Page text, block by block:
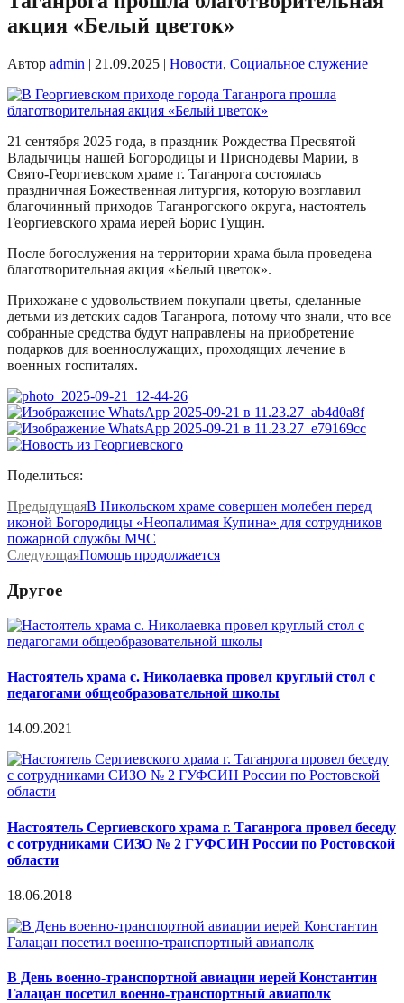
акция «Белый цветок»
Автор admin | 21.09.2025 | Новости, Социальное служение
21 сентября 2025 года, в праздник Рождества Пресвятой
Владычицы нашей Богородицы и Приснодевы Марии, в
Свято-Георгиевском храме г. Таганрога состоялась
праздничная Божественная литургия, которую возглавил
благочинный приходов Таганрогского округа, настоятель
Георгиевского храма иерей Борис Гущин.
После богослужения на территории храма была проведена
благотворительная акция «Белый цветок».
Прихожане с удовольствием покупали цветы, сделанные
детьми из детских садов Таганрога, потому что знали, что все
собранные средства будут направлены на приобретение
подарков для военнослужащих, проходящих лечение в
военных госпиталях.
Поделиться:
ПредыдущаяВ Никольском храме совершен молебен перед
иконой Богородицы «Неопалимая Купина» для сотрудников
пожарной службы МЧС
СледующаяПомощь продолжается
Другое
Настоятель храма с. Николаевка провел круглый стол с
педагогами общеобразовательной школы
14.09.2021
Настоятель Сергиевского храма г. Таганрога провел беседу
с сотрудниками СИЗО № 2 ГУФСИН России по Ростовской
области
18.06.2018
В День военно-транспортной авиации иерей Константин
Галацан посетил военно-транспортный авиаполк